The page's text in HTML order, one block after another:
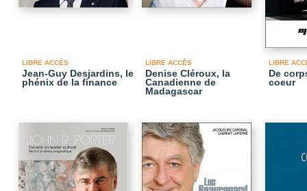
LIBRE ACCÈS
Jean-Guy Desjardins, le
phénix de la finance
LIBRE ACCÈS
Denise Cléroux, la
Canadienne de
Madagascar
LIBRE
De
coeur